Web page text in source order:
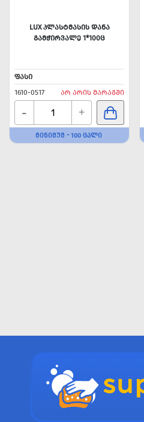
LUX ᲞᲚᲐᲡᲢᲛᲐᲡᲘᲡ ᲓᲐᲜᲐ
ᲒᲐᲛᲭᲘᲠᲕᲐᲚᲔ 1*100Ც
ᲤᲐᲡᲘ
1610-0517
ᲐᲠ ᲐᲠᲘᲡ ᲛᲐᲠᲐᲒᲨᲘ
- +
ᲛᲘᲜᲘᲛᲣᲛ - 100 ᲪᲐᲚᲘ